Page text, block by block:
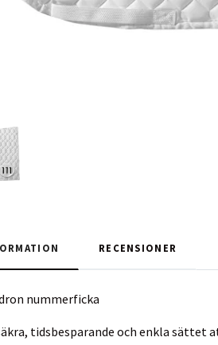
RECENSIONER
nummerficka
tidsbesparande och enkla sättet